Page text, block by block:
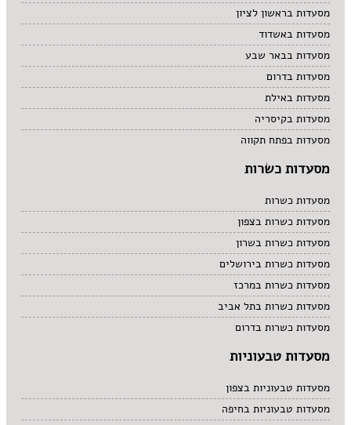
מסעדות בראשון לציון
מסעדות באשדוד
מסעדות בבאר שבע
מסעדות בדרום
מסעדות באילת
מסעדות בקיסריה
מסעדות בפתח תקווה
מסעדות כשרות
מסעדות כשרות
מסעדות כשרות בצפון
מסעדות כשרות בשרון
מסעדות כשרות בירושלים
מסעדות כשרות במרכז
מסעדות כשרות בתל אביב
מסעדות כשרות בדרום
מסעדות טבעוניות
מסעדות טבעוניות בצפון
מסעדות טבעוניות בחיפה